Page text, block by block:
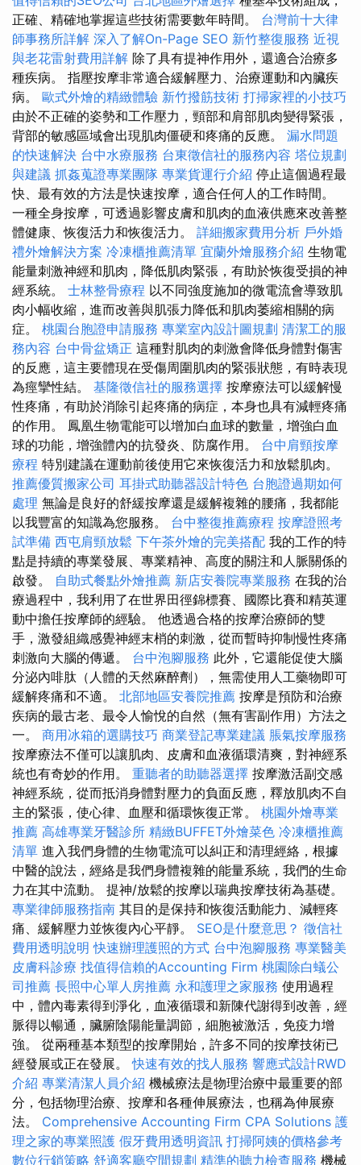
正確、精確地掌握這些技術需要數年時間。 台灣前十大律
師事務所詳解 深入了解On-Page SEO 新竹整復服務 近視
與老花雷射費用詳解 除了具有提神作用外，還適合治療多
種疾病。 指壓按摩非常適合緩解壓力、治療運動和內臟疾
病。 歐式外燴的精緻體驗 新竹撥筋技術 打掃家裡的小技巧
由於不正確的姿勢和工作壓力，頸部和肩部肌肉變得緊張，
背部的敏感區域會出現肌肉僵硬和疼痛的反應。 漏水問題
的快速解決 台中水療服務 台東徵信社的服務內容 塔位規劃
與建議 抓姦蒐證專業團隊 專業貨運行介紹 停止這個過程最
快、最有效的方法是快速按摩，適合任何人的工作時間。
一種全身按摩，可透過影響皮膚和肌肉的血液供應來改善整
體健康、恢復活力和恢復活力。 詳細搬家費用分析 戶外婚
禮外燴解決方案 冷凍櫃推薦清單 宜蘭外燴服務介紹 生物電
能量刺激神經和肌肉，降低肌肉緊張，有助於恢復受損的神
經系統。 士林整骨療程 以不同強度施加的微電流會導致肌
肉小幅收縮，進而改善與肌張力降低和肌肉萎縮相關的病
症。 桃園台胞證申請服務 專業室內設計圖規劃 清潔工的服
務內容 台中骨盆矯正 這種對肌肉的刺激會降低身體對傷害
的反應，這主要體現在受傷周圍肌肉的緊張狀態，有時表現
為痙攣性結。 基隆徵信社的服務選擇 按摩療法可以緩解慢
性疼痛，有助於消除引起疼痛的病症，本身也具有減輕疼痛
的作用。 鳳凰生物電能可以增加白血球的數量，增強白血
球的功能，增強體內的抗發炎、防腐作用。 台中肩頸按摩
療程 特別建議在運動前後使用它來恢復活力和放鬆肌肉。
推薦優質搬家公司 耳掛式助聽器設計特色 台胞證過期如何
處理 無論是良好的舒緩按摩還是緩解複雜的腰痛，我都能
以我豐富的知識為您服務。 台中整復推薦療程 按摩證照考
試準備 西屯肩頸放鬆 下午茶外燴的完美搭配 我的工作的特
點是持續的專業發展、專業精神、高度的關注和人脈關係的
啟發。 自助式餐點外燴推薦 新店安養院專業服務 在我的治
療過程中，我利用了在世界田徑錦標賽、國際比賽和精英運
動中擔任按摩師的經驗。 他透過合格的按摩治療師的雙
手，激發組織感覺神經末梢的刺激，從而暫時抑制慢性疼痛
刺激向大腦的傳遞。 台中泡腳服務 此外，它還能促使大腦
分泌內啡肽（人體的天然麻醉劑），無需使用人工藥物即可
緩解疼痛和不適。 北部地區安養院推薦 按摩是預防和治療
疾病的最古老、最令人愉悅的自然（無有害副作用）方法之
一。 商用冰箱的選購技巧 商業登記專業建議 脹氣按摩服務
按摩療法不僅可以讓肌肉、皮膚和血液循環清爽，對神經系
統也有奇妙的作用。 重聽者的助聽器選擇 按摩激活副交感
神經系統，從而抵消身體對壓力的負面反應，釋放肌肉不自
主的緊張，使心律、血壓和循環恢復正常。 桃園外燴專業
推薦 高雄專業牙醫診所 精緻BUFFET外燴菜色 冷凍櫃推薦
清單 進入我們身體的生物電流可以糾正和清理經絡，根據
中醫的說法，經絡是我們身體複雜的能量系統，我們的生命
力在其中流動。 提神/放鬆的按摩以瑞典按摩技術為基礎。
專業律師服務指南 其目的是保持和恢復活動能力、減輕疼
痛、緩解壓力並恢復內心平靜。 SEO是什麼意思？ 徵信社
費用透明說明 快速辦理護照的方式 台中泡腳服務 專業醫美
皮膚科診療 找值得信賴的Accounting Firm 桃園除白蟻公
司推薦 長照中心單人房推薦 永和護理之家服務 使用過程
中，體內毒素得到淨化，血液循環和新陳代謝得到改善，經
脈得以暢通，臟腑陰陽能量調節，細胞被激活，免疫力增
強。 從兩種基本類型的按摩開始，許多不同的按摩技術已
經發展或正在發展。快速有效的找人服務 響應式設計RWD
介紹 專業清潔人員介紹 機械療法是物理治療中最重要的部
分，包括物理治療、按摩和各種伸展療法，也稱為伸展療
法。 Comprehensive Accounting Firm CPA Solutions 護
理之家的專業照護 假牙費用透明資訊 打掃阿姨的價格參考
數位行銷策略 舒適客廳空間規劃 精準的聽力檢查服務 機械